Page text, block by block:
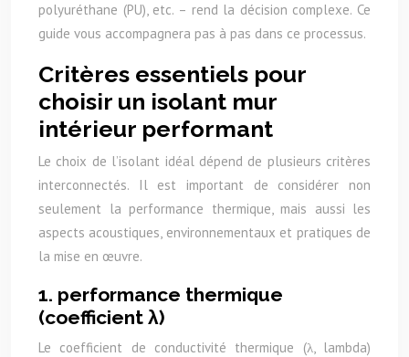
polyuréthane (PU), etc. – rend la décision complexe. Ce
guide vous accompagnera pas à pas dans ce processus.
Critères essentiels pour
choisir un isolant mur
intérieur performant
Le choix de l’isolant idéal dépend de plusieurs critères
interconnectés. Il est important de considérer non
seulement la performance thermique, mais aussi les
aspects acoustiques, environnementaux et pratiques de
la mise en œuvre.
1. performance thermique
(coefficient λ)
Le coefficient de conductivité thermique (λ, lambda)